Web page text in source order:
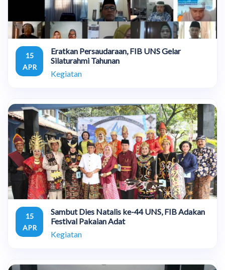
15
APR
Eratkan Persaudaraan, FIB UNS Gelar
Silaturahmi Tahunan
Kegiatan
15
APR
Sambut Dies Natalis ke-44 UNS, FIB Adakan
Festival Pakaian Adat
Kegiatan